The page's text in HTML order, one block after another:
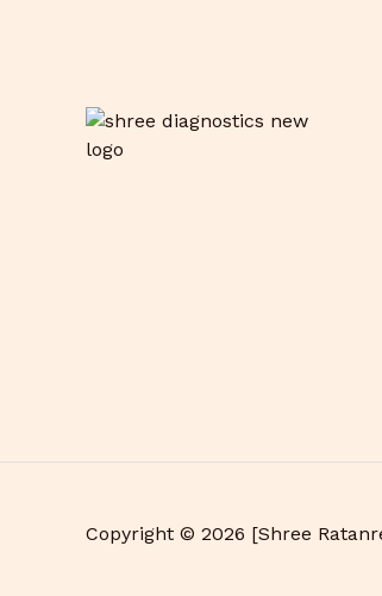
Copyright © 2026 [Shree